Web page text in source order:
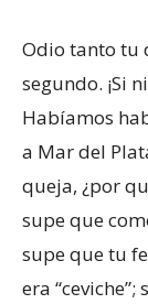
Odio tanto tu
segundo. ¡Si
Habíamos
a Mar del
queja, ¿por
supe que
supe que tu
era